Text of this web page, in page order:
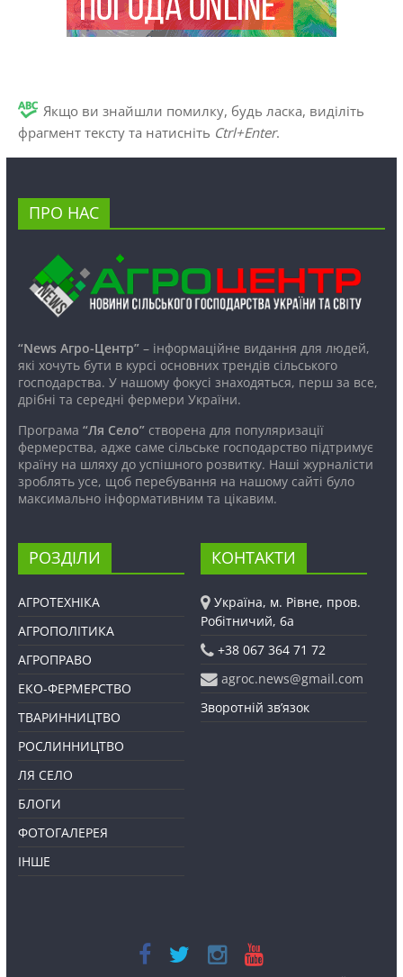
Якщо ви знайшли помилку, будь ласка, виділіть
фрагмент тексту та натисніть Ctrl+Enter.
ПРО НАС
“News Агро-Центр”– інформаційне видання для людей,
які хочуть бути в курсі основних трендів сільського
господарства. У нашому фокусі знаходяться, перш за все,
дрібні та середні фермери України.
Програма “Ля Село”створена для популяризації
фермерства, адже саме сільське господарство підтримує
країну на шляху до успішного розвитку. Наші журналісти
зроблять усе, щоб перебування на нашому сайті було
максимально інформативним та цікавим.
РОЗДІЛИ
АГРОТЕХНІКА
АГРОПОЛІТИКА
АГРОПРАВО
ЕКО-ФЕРМЕРСТВО
ТВАРИННИЦТВО
РОСЛИННИЦТВО
ЛЯ СЕЛО
БЛОГИ
ФОТОГАЛЕРЕЯ
ІНШЕ
КОНТАКТИ
Україна, м. Рівне, пров.
Робітничий, 6а
+38 067 364 71 72
agroc.news@gmail.com
Зворотній зв’язок